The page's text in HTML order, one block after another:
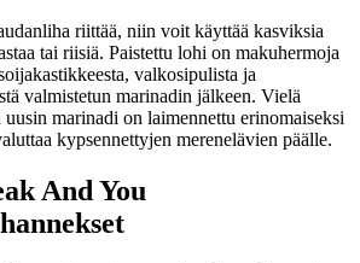
riittää, niin voit käyttää kasviksia
tai riisiä. Paistettu lohi on makuhermoja
valkosipulista ja
valmistetun marinadin jälkeen. Vielä
marinadi on laimennettu erinomaiseksi
kypsennettyjen merenelävien päälle.
And You